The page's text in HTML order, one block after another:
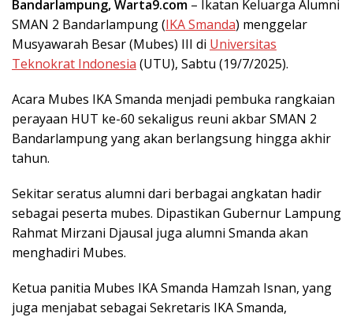
Bandarlampung, Warta9.com – Ikatan Keluarga Alumni
SMAN 2 Bandarlampung (IKA Smanda) menggelar
Musyawarah Besar (Mubes) III di Universitas
Teknokrat Indonesia (UTU), Sabtu (19/7/2025).
Acara Mubes IKA Smanda menjadi pembuka rangkaian
perayaan HUT ke-60 sekaligus reuni akbar SMAN 2
Bandarlampung yang akan berlangsung hingga akhir
tahun.
Sekitar seratus alumni dari berbagai angkatan hadir
sebagai peserta mubes. Dipastikan Gubernur Lampung
Rahmat Mirzani Djausal juga alumni Smanda akan
menghadiri Mubes.
Ketua panitia Mubes IKA Smanda Hamzah Isnan, yang
juga menjabat sebagai Sekretaris IKA Smanda,